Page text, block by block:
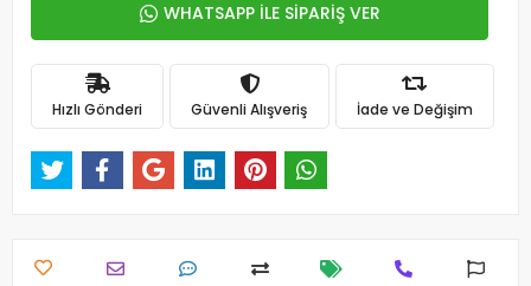
WHATSAPP İLE SİPARİŞ VER
Hızlı Gönderi Güvenli Alışveriş İade ve Değişim